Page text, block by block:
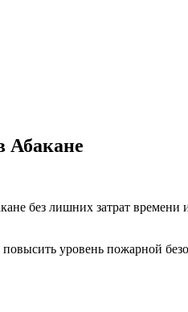
Абакане
без лишних затрат
уровень пожарной